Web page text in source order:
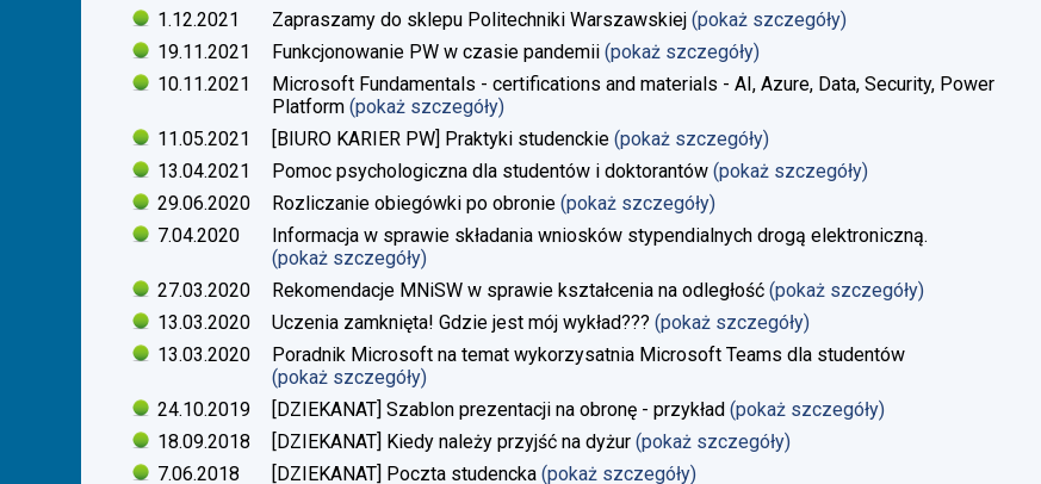
1.12.2021
Zapraszamy do sklepu Politechniki Warszawskiej (pokaż szczegóły)
19.11.2021
Funkcjonowanie PW w czasie pandemii (pokaż szczegóły)
10.11.2021
Microsoft Fundamentals - certifications and materials - AI, Azure, Data, Security, Power
Platform (pokaż szczegóły)
11.05.2021
[BIURO KARIER PW] Praktyki studenckie (pokaż szczegóły)
13.04.2021
Pomoc psychologiczna dla studentów i doktorantów (pokaż szczegóły)
29.06.2020
Rozliczanie obiegówki po obronie (pokaż szczegóły)
7.04.2020
Informacja w sprawie składania wniosków stypendialnych drogą elektroniczną.
(pokaż szczegóły)
27.03.2020
Rekomendacje MNiSW w sprawie kształcenia na odległość (pokaż szczegóły)
13.03.2020
Uczenia zamknięta! Gdzie jest mój wykład??? (pokaż szczegóły)
13.03.2020
Poradnik Microsoft na temat wykorzysatnia Microsoft Teams dla studentów
(pokaż szczegóły)
24.10.2019
[DZIEKANAT] Szablon prezentacji na obronę - przykład (pokaż szczegóły)
18.09.2018
[DZIEKANAT] Kiedy należy przyjść na dyżur (pokaż szczegóły)
7.06.2018
[DZIEKANAT] Poczta studencka (pokaż szczegóły)